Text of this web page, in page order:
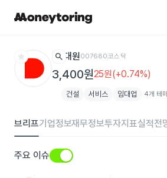
star search 대원007680코스닥
3,400원25원(+0.74%)
건설 서비스 임대업 4개 테
브리프기업정보재무정보투자지표실적전
주요 이슈